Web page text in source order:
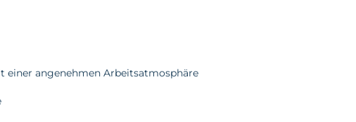
einer angenehmen Arbeitsatmosphäre